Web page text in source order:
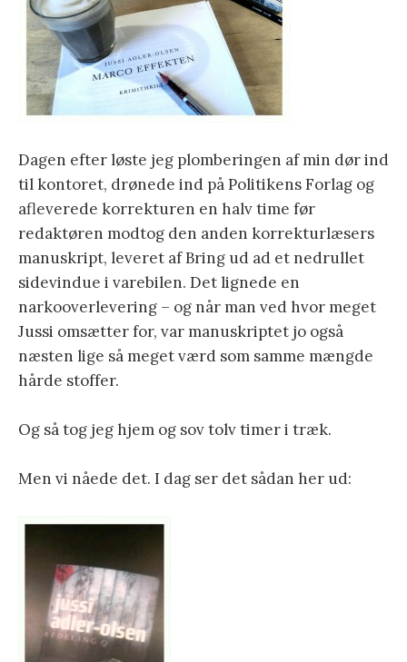
Dagen efter løste jeg plomberingen af min dør ind
til kontoret, drønede ind på Politikens Forlag og
afleverede korrekturen en halv time før
redaktøren modtog den anden korrekturlæsers
manuskript, leveret af Bring ud ad et nedrullet
sidevindue i varebilen. Det lignede en
narkooverlevering – og når man ved hvor meget
Jussi omsætter for, var manuskriptet jo også
næsten lige så meget værd som samme mængde
hårde stoffer.
Og så tog jeg hjem og sov tolv timer i træk.
Men vi nåede det. I dag ser det sådan her ud: